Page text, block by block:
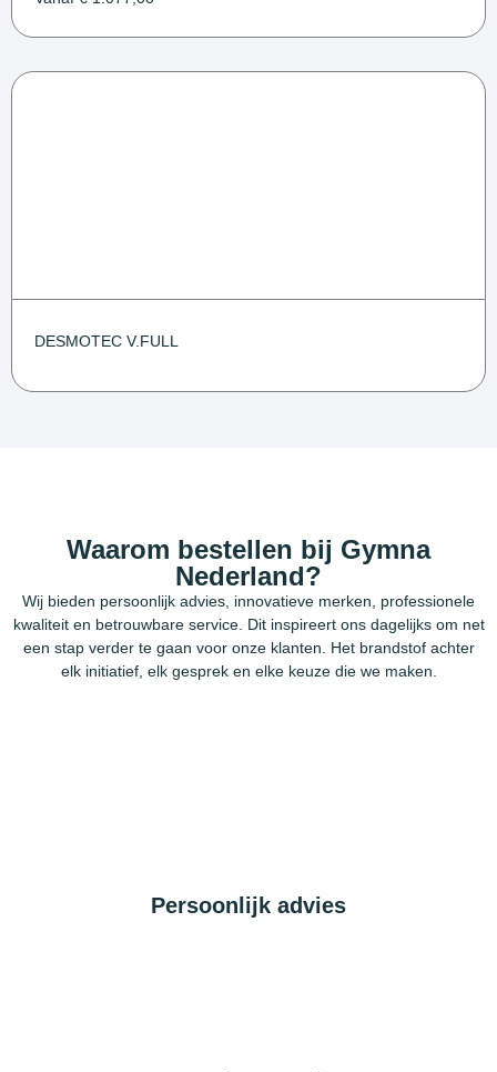
DESMOTEC V.FULL
Waarom bestellen bij Gymna
Nederland?
Wij bieden persoonlijk advies, innovatieve merken, professionele
kwaliteit en betrouwbare service. Dit inspireert ons dagelijks om net
een stap verder te gaan voor onze klanten. Het brandstof achter
elk initiatief, elk gesprek en elke keuze die we maken.
Persoonlijk advies